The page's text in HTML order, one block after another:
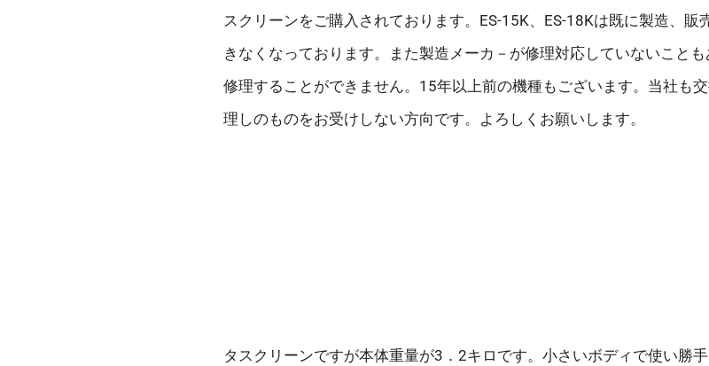
スクリーンをご購入されております。ES-15K、ES-18Kは既に製造、
きなくなっております。また製造メーカ－が修理対応していないこと
修理することができません。15年以上前の機種もございます。当社も
理しのものをお受けしない方向です。よろしくお願いします。
タスクリーンですが本体重量が3．2キロです。小さいボディで使い勝